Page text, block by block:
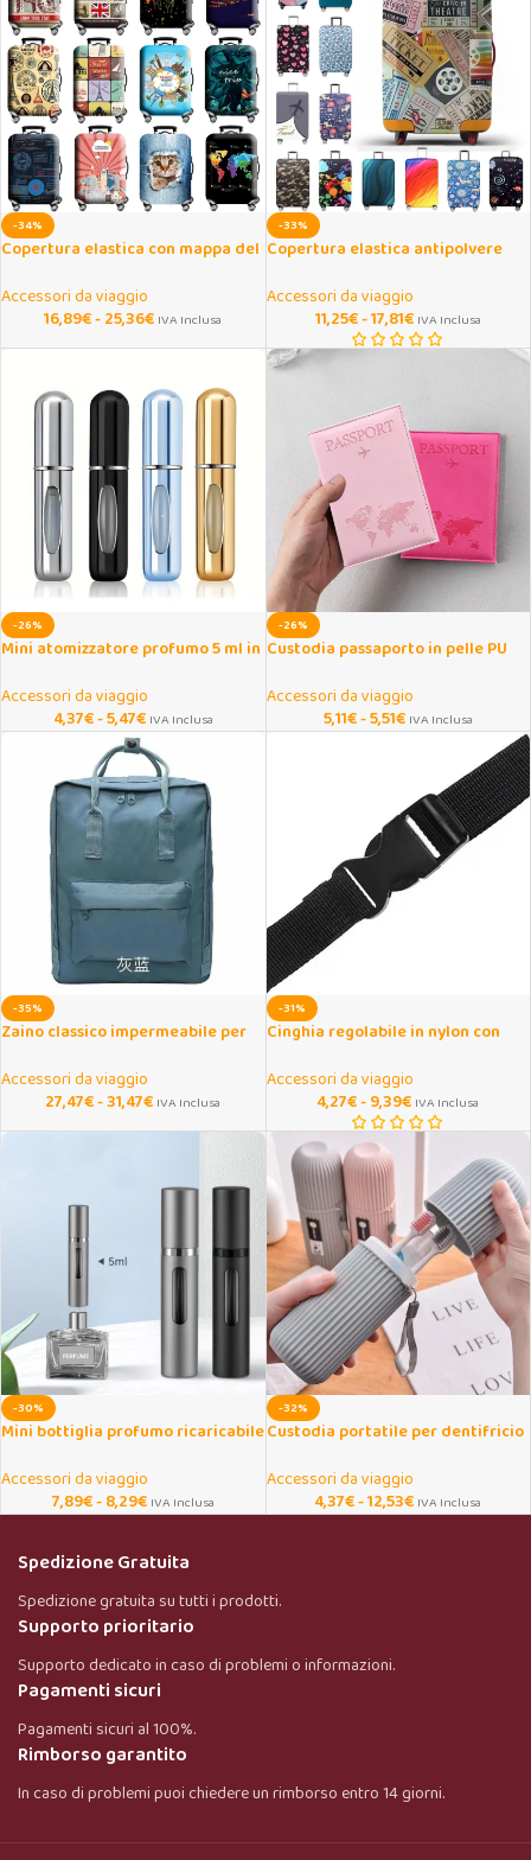
-34%
Copertura elastica con mappa del
Accessori da viaggio
16,89€-25,36€ IVA Inclusa
-33%
Copertura elastica antipolvere
Accessori da viaggio
11,25€-17,81€ IVA Inclusa
-26%
Mini atomizzatore profumo 5 ml in
Accessori da viaggio
4,37€-5,47€ IVA Inclusa
-26%
Custodia passaporto in pelle PU
Accessori da viaggio
5,11€-5,51€ IVA Inclusa
-35%
Zaino classico impermeabile per
Accessori da viaggio
27,47€-31,47€ IVA Inclusa
-31%
Cinghia regolabile in nylon con
Accessori da viaggio
4,27€-9,39€ IVA Inclusa
-30%
Mini bottiglia profumo ricaricabile
Accessori da viaggio
7,89€-8,29€ IVA Inclusa
-32%
Custodia portatile per dentifricio
Accessori da viaggio
4,37€-12,53€ IVA Inclusa
Spedizione Gratuita
Spedizione gratuita su tutti i prodotti.
Supporto prioritario
Supporto dedicato in caso di problemi o informazioni.
Pagamenti sicuri
Pagamenti sicuri al 100%.
Rimborso garantito
In caso di problemi puoi chiedere un rimborso entro 14 giorni.